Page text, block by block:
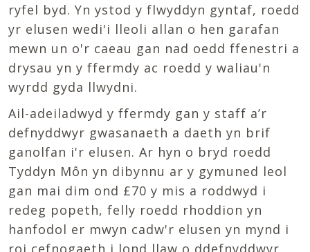
ryfel byd. Yn ystod y flwyddyn gyntaf, roedd
yr elusen wedi'i lleoli allan o hen garafan
mewn un o'r caeau gan nad oedd ffenestri a
drysau yn y ffermdy ac roedd y waliau'n
wyrdd gyda llwydni.
Ail-adeiladwyd y ffermdy gan y staff a’r
defnyddwyr gwasanaeth a daeth yn brif
ganolfan i'r elusen. Ar hyn o bryd roedd
Tyddyn Môn yn dibynnu ar y gymuned leol
gan mai dim ond £70 y mis a roddwyd i
redeg popeth, felly roedd rhoddion yn
hanfodol er mwyn cadw'r elusen yn mynd i